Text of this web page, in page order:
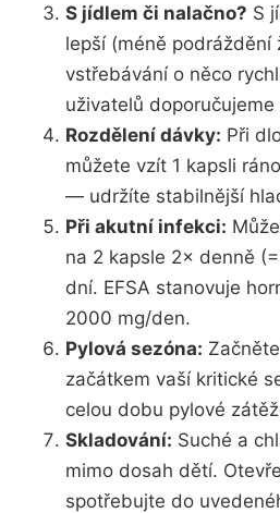
S jídlem či nalačno? S
lepší (méně podráždění
vstřebávání o něco
uživatelů
Rozdělení dávky: Při
můžete vzít 1 kapsli
— udržíte stabilnější
Při akutní infekci:
na 2 kapsle 2× denně
dní. EFSA stanovuje
2000 mg/den.
Pylová sezóna:
začátkem vaší kritické
celou dobu pylové
Skladování: Suché a
mimo dosah dětí.
spotřebujte do